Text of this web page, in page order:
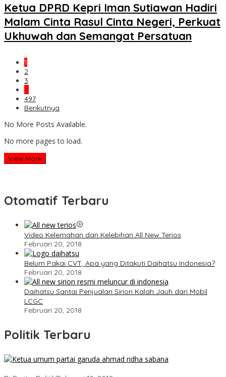
Ketua DPRD Kepri Iman Sutiawan Hadiri
Malam Cinta Rasul Cinta Negeri, Perkuat
Ukhuwah dan Semangat Persatuan
1
2
3
…
497
Berikutnya
No More Posts Available.
No more pages to load.
View More
Otomatif Terbaru
Video Kelemahan dan Kelebihan All New Terios
Februari 20, 2018
Belum Pakai CVT, Apa yang Ditakuti Daihatsu Indonesia?
Februari 20, 2018
Daihatsu Santai Penjualan Sirion Kalah Jauh dari Mobil
LCGC
Februari 20, 2018
Politik Terbaru